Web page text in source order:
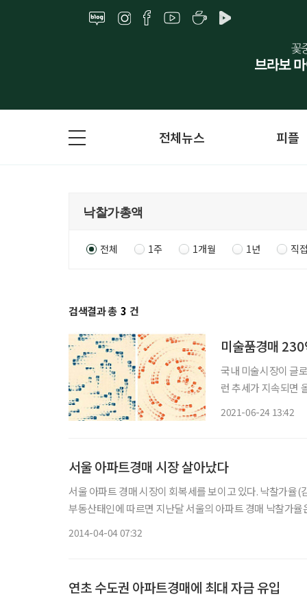
전체뉴스 피플
전체 1주 1개월 1년 직
검색결과 총 3 건
미술품경매
국내 미술시장이 글
런 추세가 지속되면
2021-06-24 13:42
서울 아파트경매 시장 살아났다
서울 아파트 경매 시장이 회복세를 보이고 있다. 낙찰가율(
부동산태인에 따르면 지난달 서울의 아파트 경매 낙찰가
2014-04-04 07:32
연초 수도권 아파트경매에 최대 자금 유입